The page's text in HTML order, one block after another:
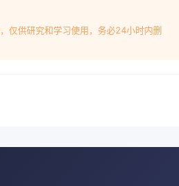
在垂通道，工艺氧走一、三通道，
间。水煤浆气化喷嘴经常面临喷口
高线速下(约30率。m/s)对金属材质
td, 160MW,II型、3台MKIV型和1
技术，运行中的气化炉达数百台，对
仅供研究和学习使用，务必24小时内删